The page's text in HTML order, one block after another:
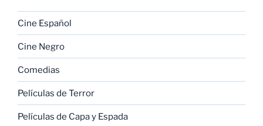
Cine Español
Cine Negro
Comedias
Películas de Terror
Películas de Capa y Espada